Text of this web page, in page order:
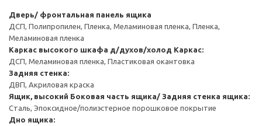
Дверь/ фронтальная панель ящика
ДСП, Полипропилен, Пленка, Меламиновая пленка, Пленка,
Меламиновая пленка
Каркас высокого шкафа д/духов/холод Каркас:
ДСП, Меламиновая пленка, Пластиковая окантовка
Задняя стенка:
ДВП, Акриловая краска
Ящик, высокий Боковая часть ящика/ Задняя стенка ящика:
Сталь, Эпоксидное/полиэстерное порошковое покрытие
Дно ящика: